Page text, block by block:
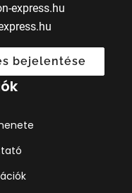
express.hu
bejelentése